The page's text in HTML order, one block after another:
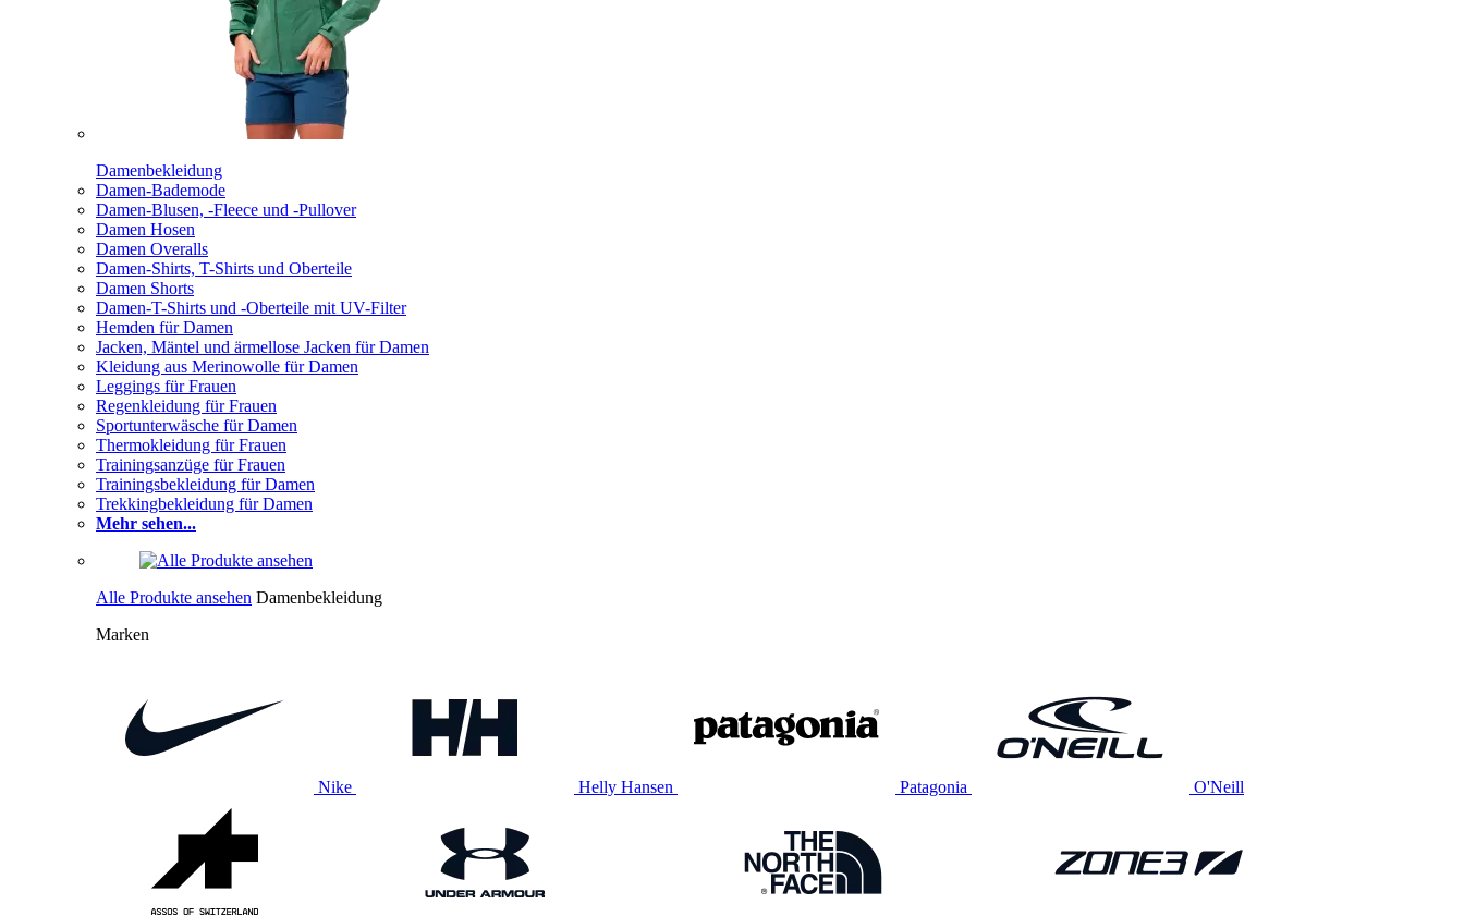
Damenbekleidung
Damen-Bademode
Damen-Blusen, -Fleece und -Pullover
Damen Hosen
Damen Overalls
Damen-Shirts, T-Shirts und Oberteile
Damen Shorts
Damen-T-Shirts und -Oberteile mit UV-Filter
Hemden für Damen
Jacken, Mäntel und ärmellose Jacken für Damen
Kleidung aus Merinowolle für Damen
Leggings für Frauen
Regenkleidung für Frauen
Sportunterwäsche für Damen
Thermokleidung für Frauen
Trainingsanzüge für Frauen
Trainingsbekleidung für Damen
Trekkingbekleidung für Damen
Mehr sehen...
Alle Produkte ansehen Damenbekleidung
Marken
Nike Helly Hansen Patagonia O'Neill